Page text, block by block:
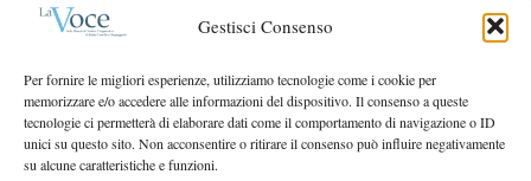
Gestisci Consenso
Per fornire le migliori esperienze, utilizziamo tecnologie come i cookie per
memorizzare e/o accedere alle informazioni del dispositivo. Il consenso a queste
tecnologie ci permetterà di elaborare dati come il comportamento di navigazione o ID
unici su questo sito. Non acconsentire o ritirare il consenso può influire negativamente
su alcune caratteristiche e funzioni.
Bilancio approvato all’unanimità e 2 milioni
destinati al territorio
EDITORIALE DIRETTORE
Crescere restando riconoscibili
EDITORIALE PRESIDENTE
Costruire futuro insieme